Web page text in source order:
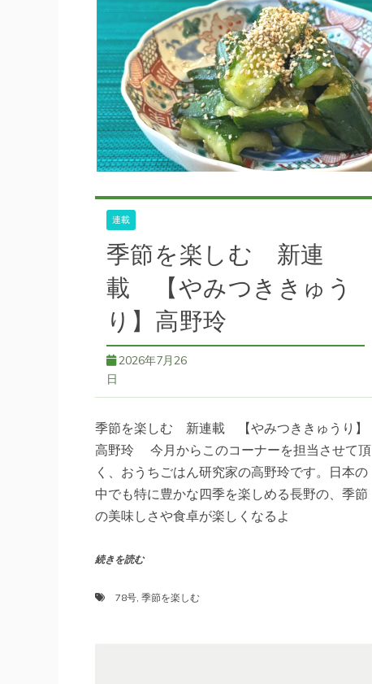
連載
季節を楽しむ 新連
載 【やみつききゅう
り】高野玲
2026年7月26
日
季節を楽しむ 新連載 【やみつききゅうり】
高野玲 今月からこのコーナーを担当させて頂
く、おうちごはん研究家の高野玲です。日本の
中でも特に豊かな四季を楽しめる長野の、季節
の美味しさや食卓が楽しくなるよ
続きを読む
78号, 季節を楽しむ